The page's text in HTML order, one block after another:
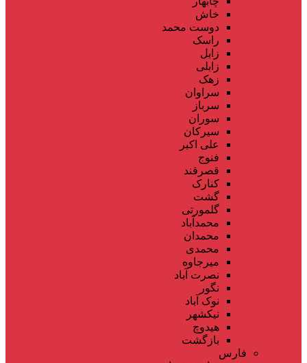
خاش
دوست محمد
راسک
زابل
زابلی
زهک
سراوان
سرباز
سوران
سیرکان
علی اکبر
فنوج
قصرقند
کنارک
گشت
گلمورتی
محمدآباد
محمدان
محمدی
میرجاوه
نصرت آباد
نگور
نوک آباد
نیکشهر
هیدوچ
بازگشت
فارس